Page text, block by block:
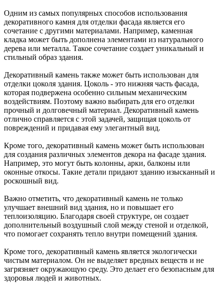
Одним из самых популярных способов использования
декоративного камня для отделки фасада является его
сочетание с другими материалами. Например, каменная
кладка может быть дополнена элементами из натурального
дерева или металла. Такое сочетание создает уникальный и
стильный образ здания.
Декоративный камень также может быть использован для
отделки цоколя здания. Цоколь - это нижняя часть фасада,
которая подвержена особенно сильным механическим
воздействиям. Поэтому важно выбирать для его отделки
прочный и долговечный материал. Декоративный камень
отлично справляется с этой задачей, защищая цоколь от
повреждений и придавая ему элегантный вид.
Кроме того, декоративный камень может быть использован
для создания различных элементов декора на фасаде здания.
Например, это могут быть колонны, арки, балконы или
оконные откосы. Такие детали придают зданию изысканный и
роскошный вид.
Важно отметить, что декоративный камень не только
улучшает внешний вид здания, но и повышает его
теплоизоляцию. Благодаря своей структуре, он создает
дополнительный воздушный слой между стеной и отделкой,
что помогает сохранять тепло внутри помещений здания.
Кроме того, декоративный камень является экологически
чистым материалом. Он не выделяет вредных веществ и не
загрязняет окружающую среду. Это делает его безопасным для
здоровья людей и животных.